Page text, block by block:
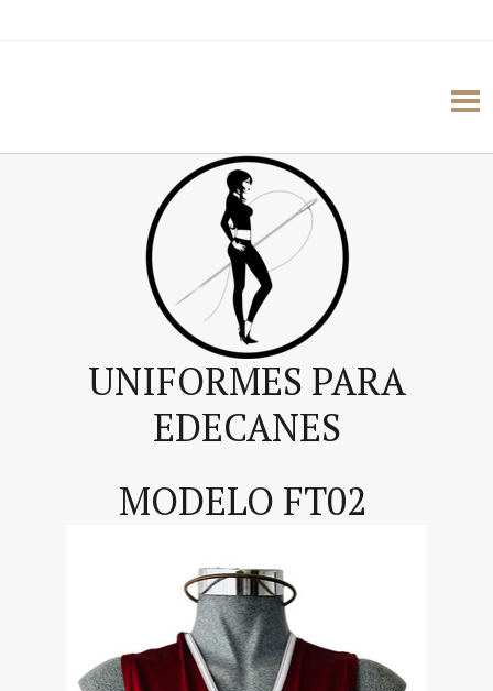
UNIFORMES PARA
EDECANES
MODELO FT02